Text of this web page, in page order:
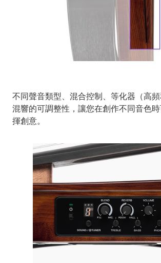
不同聲音類型、混合控制、等化器（高
混響的可調整性，讓您在創作不同音色
揮創意。